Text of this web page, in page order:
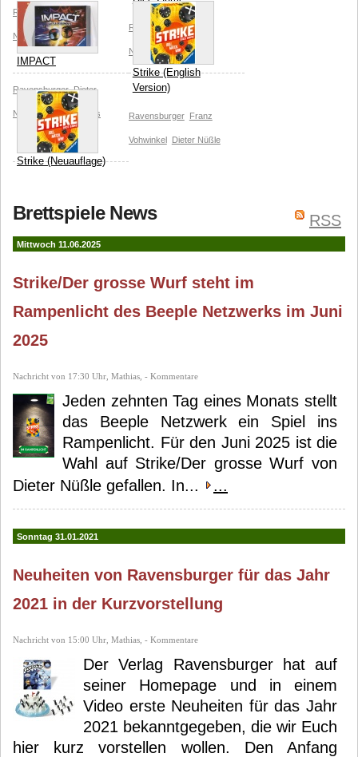
Ravensburger Dieter
Nüßle
Ravensburger Dieter
Nüßle
IMPACT
Ravensburger Dieter
Nüßle Agence Cactus
Strike (English
Version)
Ravensburger Franz
Vohwinkel Dieter Nüßle
Strike (Neuauflage)
Vohwinkel Dieter Nüßle RSS
Brettspiele News
Mittwoch 11.06.2025
Strike/Der grosse Wurf steht im
Rampenlicht des Beeple Netzwerks im Juni
2025
Nachricht von 17:30 Uhr, Mathias, - Kommentare
Jeden zehnten Tag eines Monats stellt
das Beeple Netzwerk ein Spiel ins
Rampenlicht. Für den Juni 2025 ist die
Wahl auf Strike/Der grosse Wurf von
Dieter Nüßle gefallen. In...
...
Sonntag 31.01.2021
Neuheiten von Ravensburger für das Jahr
2021 in der Kurzvorstellung
Nachricht von 15:00 Uhr, Mathias, - Kommentare
Der Verlag Ravensburger hat auf
seiner Homepage und in einem
Video erste Neuheiten für das Jahr
2021 bekanntgegeben, die wir Euch
hier kurz vorstellen wollen. Den Anfang